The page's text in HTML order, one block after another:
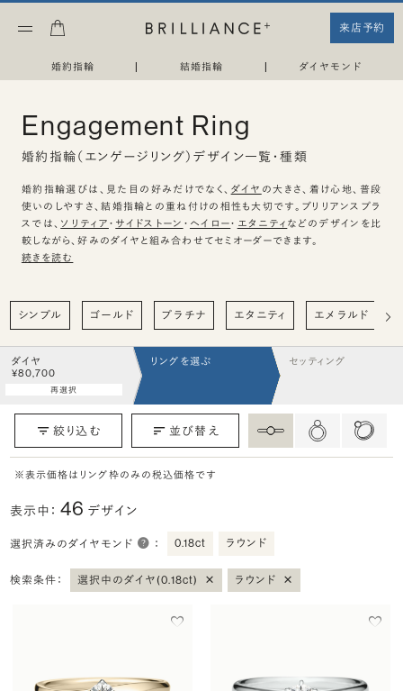
来店予約
婚約指輪 | 結婚指輪 | ダイヤモンド
Engagement Ring
婚約指輪（エンゲージリング）デザイン一覧・種類
婚約指輪選びは、見た目の好みだけでなく、 ダイヤ の大きさ、着け心地、普段
使いのしやすさ、結婚指輪との重ね付けの相性も大切です。ブリリアンスプラ
スでは、 ソリティア ・ サイドストーン ・ ヘイロー・ エタニティ などのデザインを比
較しながら、好みのダイヤと組み合わせてセミオーダーできます。
続きを読む
シンプル ゴールド プラチナ エタニティ エメラルド
ダイヤ
¥80,700
再選択
リングを選ぶ セッティング
絞り込む 並び替え
※表示価格はリング枠のみの税込価格です
表示中：46 デザイン
選択済みのダイヤモンド ： 0.18ct ラウンド
検索条件： 選択中のダイヤ(0.18ct) × ラウンド ×